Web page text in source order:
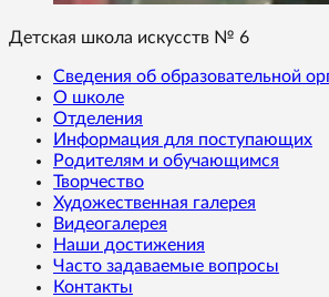
Детская школа искусств № 6
Сведения об образовательной
О школе
Отделения
Информация для поступающих
Родителям и обучающимся
Творчество
Художественная галерея
Видеогалерея
Наши достижения
Часто задаваемые вопросы
Контакты